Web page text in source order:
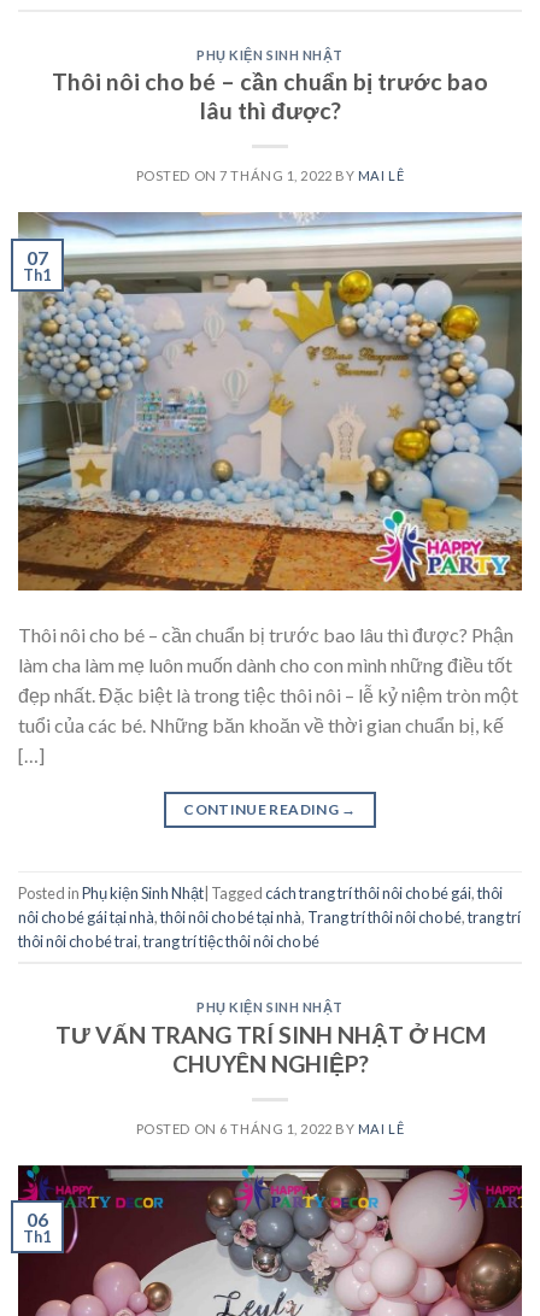
PHỤ KIỆN SINH NHẬT
Thôi nôi cho bé – cần chuẩn bị trước bao
lâu thì được?
POSTED ON7 THÁNG 1, 2022 BY MAI LÊ
07
Th1
Thôi nôi cho bé – cần chuẩn bị trước bao lâu thì được? Phận
làm cha làm mẹ luôn muốn dành cho con mình những điều tốt
đẹp nhất. Đặc biệt là trong tiệc thôi nôi – lễ kỷ niệm tròn một
tuổi của các bé. Những băn khoăn về thời gian chuẩn bị, kế
[…]
CONTINUE READING →
Posted inPhụ kiện Sinh Nhật| Taggedcách trang trí thôi nôi cho bé gái,thôi
nôi cho bé gái tại nhà,thôi nôi cho bé tại nhà, Trang trí thôi nôi cho bé,trang trí
thôi nôi cho bé trai,trang trí tiệc thôi nôi cho bé
PHỤ KIỆN SINH NHẬT
TƯ VẤN TRANG TRÍ SINH NHẬT Ở HCM
CHUYÊN NGHIỆP?
POSTED ON 6 THÁNG 1, 2022 BY MAI LÊ
06
Th1